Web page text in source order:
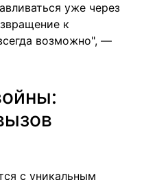
уже через
к
возможно", —
с уникальным